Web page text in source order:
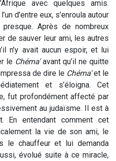
avec quelques amis.
d’entre eux, s’enroula autour
Après de nombreux
de sauver leur ami, les autres
n’y avait aucun espoir, et lui
le Chéma'avant qu’il ne quitte
de dire le Chéma'et le
et s’éloigna. Cet
fut profondément affecté par
au judaïsme. Il est à
En entendant comment cet
la vie de son ami, le
le chauffeur et lui demanda
évolué suite à ce miracle,